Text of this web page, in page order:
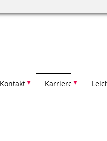
Kontakt Karriere